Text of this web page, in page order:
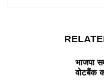
भाजपा
वोटबैंक